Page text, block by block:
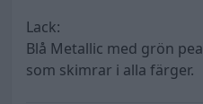
Lack:
Blå Metallic med grön
som skimrar i alla färger.